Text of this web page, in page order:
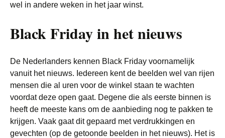
wel in andere weken in het jaar winst.
Black Friday in het nieuws
De Nederlanders kennen Black Friday voornamelijk
vanuit het nieuws. Iedereen kent de beelden wel van rijen
mensen die al uren voor de winkel staan te wachten
voordat deze open gaat. Degene die als eerste binnen is
heeft de meeste kans om de aanbieding nog te pakken te
krijgen. Vaak gaat dit gepaard met verdrukkingen en
gevechten (op de getoonde beelden in het nieuws). Het is